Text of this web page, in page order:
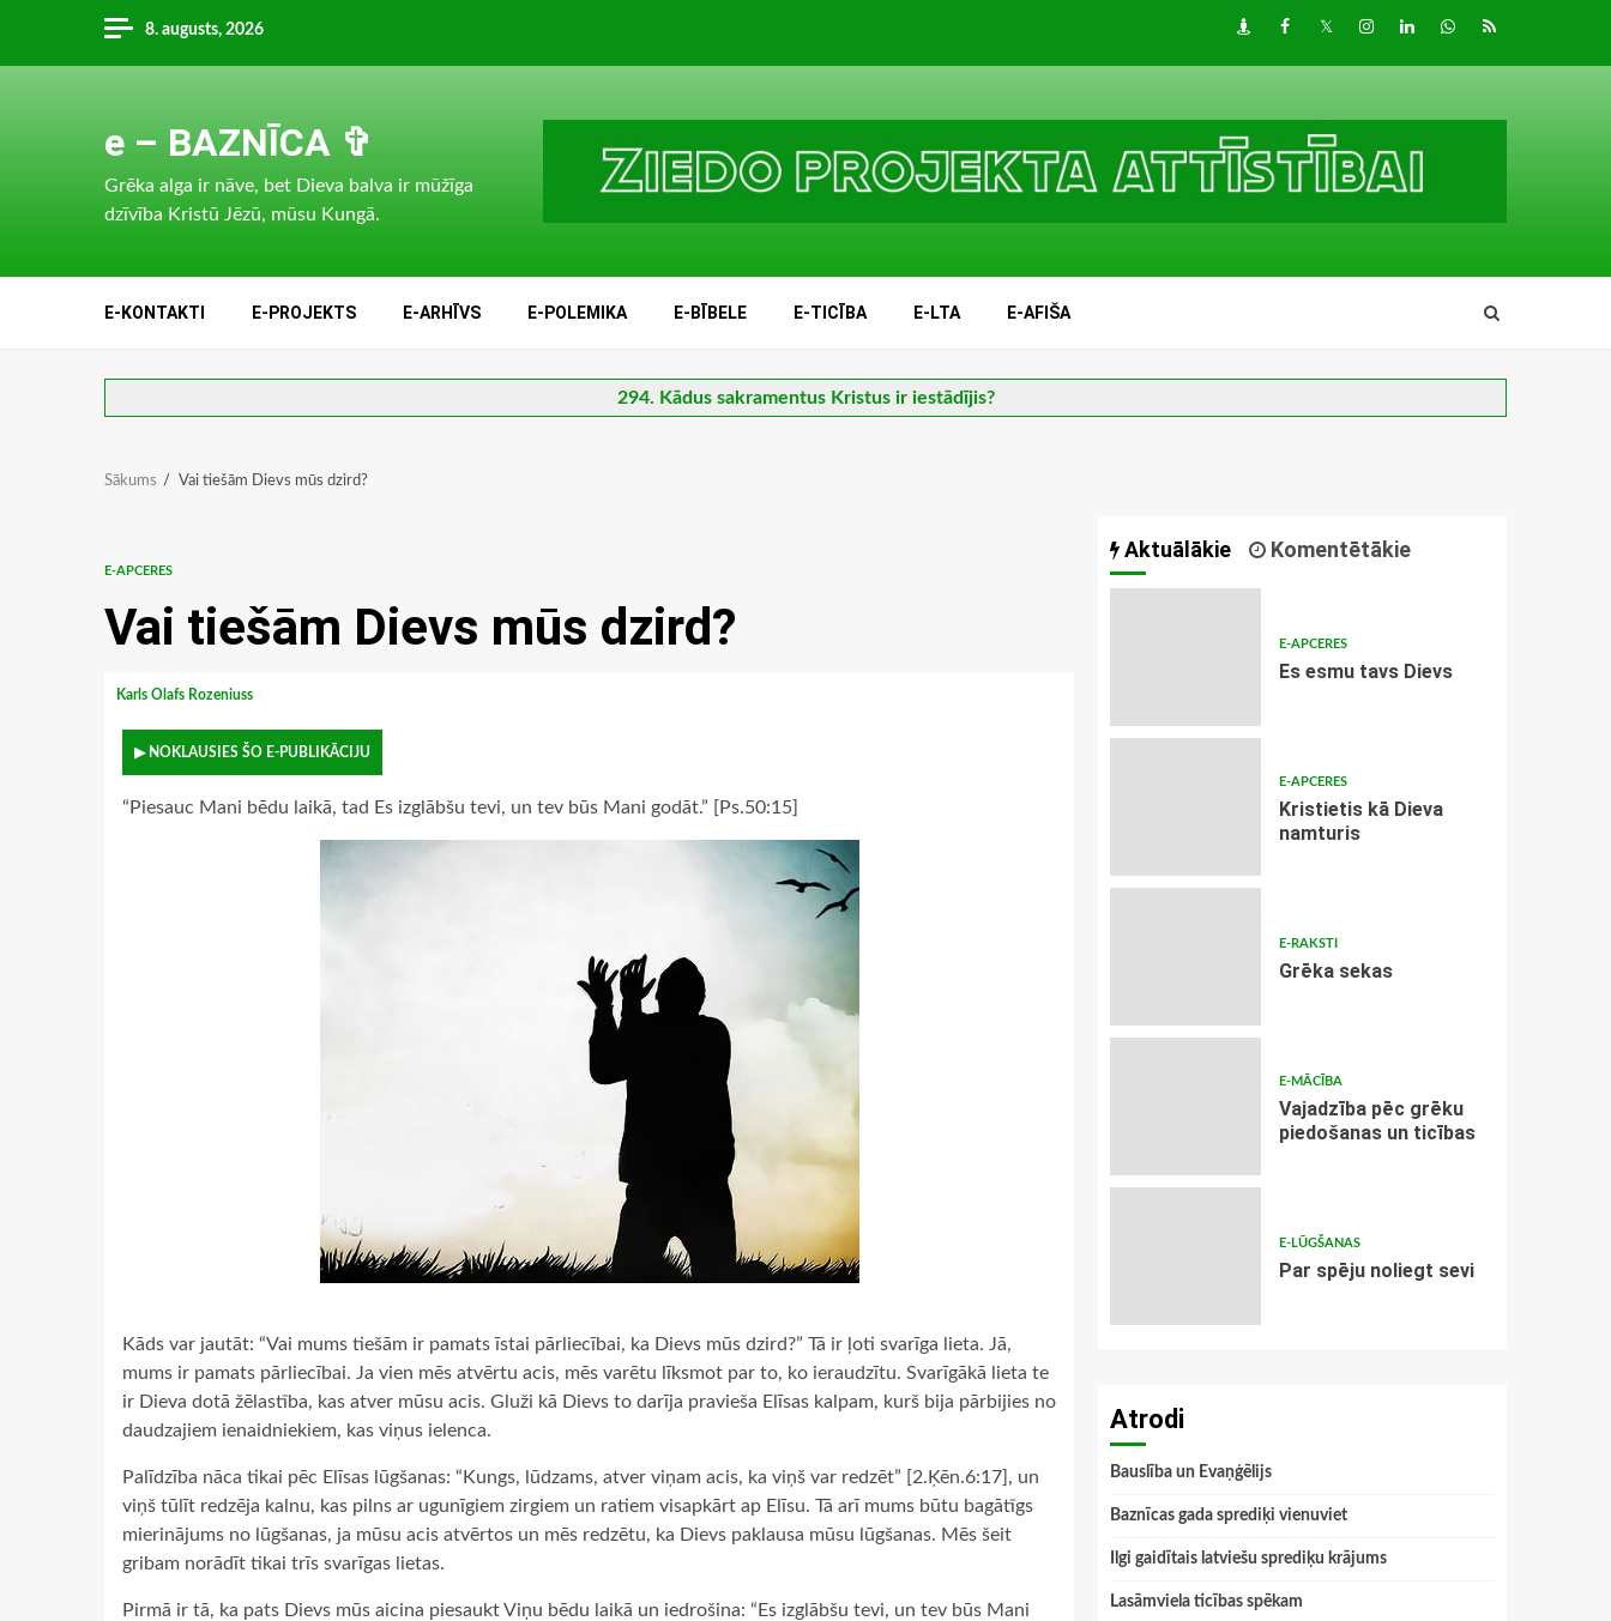
content
8. augusts, 2026 DraugiemFacebook
TwitterInstagram
LinkedInwhatsapp
RSS
e – BAZNĪCA ✞
Grēka alga ir nāve, bet Dieva balva ir mūžīga
dzīvība Kristū Jēzū, mūsu Kungā.
E-KONTAKTI E-PROJEKTS E-ARHĪVS E-POLEMIKA E-BĪBELE E-TICĪBA E-LTA E-AFIŠA
294. Kādus sakramentus Kristus ir iestādījis?
Sākums Vai tiešām Dievs mūs dzird?
E-APCERES
Vai tiešām Dievs mūs dzird?
Karls Olafs Rozeniuss
▶ NOKLAUSIES ŠO E-PUBLIKĀCIJU
“Piesauc Mani bēdu laikā, tad Es izglābšu tevi, un tev būs Mani godāt.” [Ps.50:15]
Kāds var jautāt: “Vai mums tiešām ir pamats īstai pārliecībai, ka Dievs mūs dzird?” Tā ir ļoti svarīga lieta. Jā,
mums ir pamats pārliecībai. Ja vien mēs atvērtu acis, mēs varētu līksmot par to, ko ieraudzītu. Svarīgākā lieta te
ir Dieva dotā žēlastība, kas atver mūsu acis. Gluži kā Dievs to darīja pravieša Elīsas kalpam, kurš bija pārbijies no
daudzajiem ienaidniekiem, kas viņus ielenca.
Palīdzība nāca tikai pēc Elīsas lūgšanas: “Kungs, lūdzams, atver viņam acis, ka viņš var redzēt” [2.Ķēn.6:17], un
viņš tūlīt redzēja kalnu, kas pilns ar ugunīgiem zirgiem un ratiem visapkārt ap Elīsu. Tā arī mums būtu bagātīgs
mierinājums no lūgšanas, ja mūsu acis atvērtos un mēs redzētu, ka Dievs paklausa mūsu lūgšanas. Mēs šeit
gribam norādīt tikai trīs svarīgas lietas.
Pirmā ir tā, ka pats Dievs mūs aicina piesaukt Viņu bēdu laikā un iedrošina: “Es izglābšu tevi, un tev būs Mani
Aktuālākie Komentētākie
E-APCERES
Es esmu tavs Dievs
E-APCERES
Kristietis kā Dieva
namturis
E-RAKSTI
Grēka sekas
E-MĀCĪBA
Vajadzība pēc grēku
piedošanas un ticības
E-LŪGŠANAS
Par spēju noliegt sevi
Atrodi
Bauslība un Evaņģēlijs
Baznīcas gada sprediķi vienuviet
Ilgi gaidītais latviešu sprediķu krājums
Lasāmviela ticības spēkam